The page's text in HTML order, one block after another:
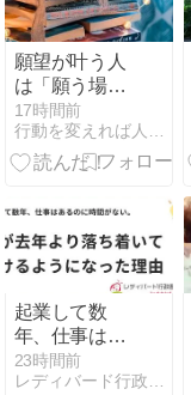
願望が叶う人
は「願う場
所」が違う
17時間前
行動を変えれば人生変わる！福岡エナジーヒーラーのシンプル思考
起業して数
年、仕事はあ
るのに時間が
ない。私が去
23時間前
レディバード行政書士事務所